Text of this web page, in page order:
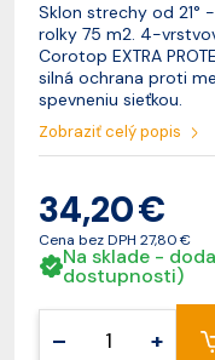
Sklon strechy od 21°
rolky 75 m2. 4-
Corotop EXTRA
silná ochrana proti
spevneniu sieťkou.
Zobraziť celý popis
34,20 €
Cena bez DPH 27,80 €
Na sklade -
dostupnosti)
– +